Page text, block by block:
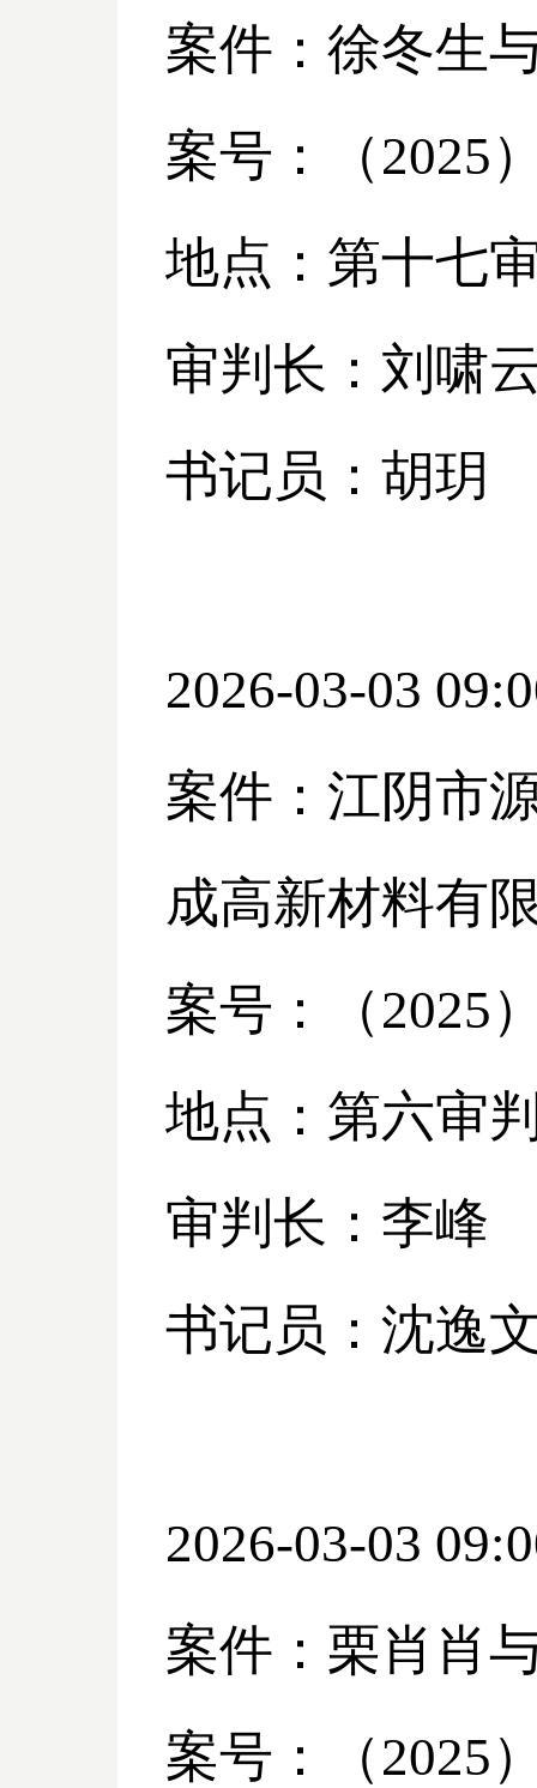
案件：徐冬生
案号：（2025
地点：第十七
审判长：刘啸
书记员：胡玥
2026-03-03
案件：江阴市
成高新材料有
案号：（2025
地点：第六审
审判长：李峰
书记员：沈逸
2026-03-03
案件：栗肖肖
案号：（2025